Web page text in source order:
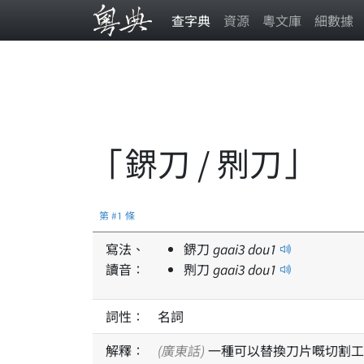
查字典 資源 粵文庫 細數據
「鎅刀 / 𠝹刀」
第 #1 條
寫法、
讀音：
鎅刀 gaai3dou1
𠝹刀 gaai3dou1
詞性：
名詞
解釋：
(廣東話)